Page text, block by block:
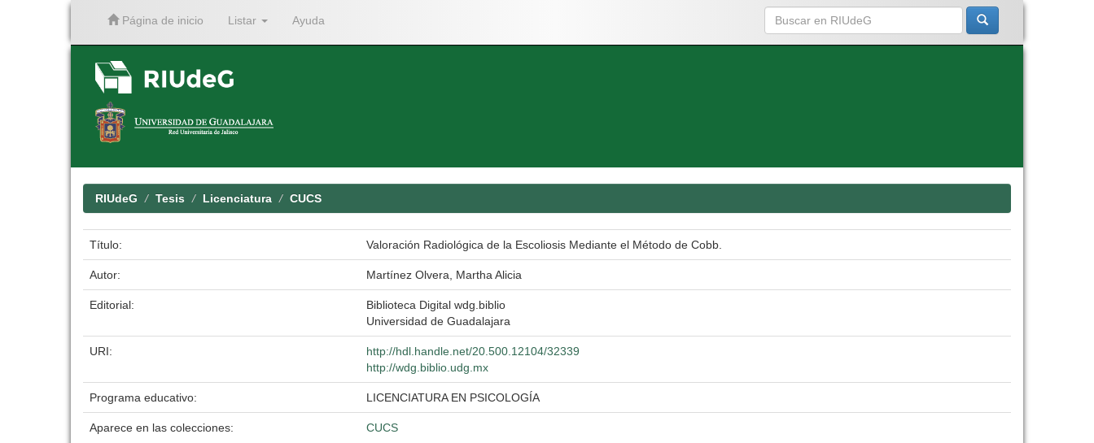
Página de inicio Listar Ayuda
RIUdeG Tesis Licenciatura CUCS
Título: Valoración Radiológica de la Escoliosis Mediante el Método de Cobb.
Autor: Martínez Olvera, Martha Alicia
Editorial:
Biblioteca Digital wdg.biblio
Universidad de Guadalajara
URI:
http://hdl.handle.net/20.500.12104/32339
http://wdg.biblio.udg.mx
Programa educativo: LICENCIATURA EN PSICOLOGÍA
Aparece en las colecciones: CUCS